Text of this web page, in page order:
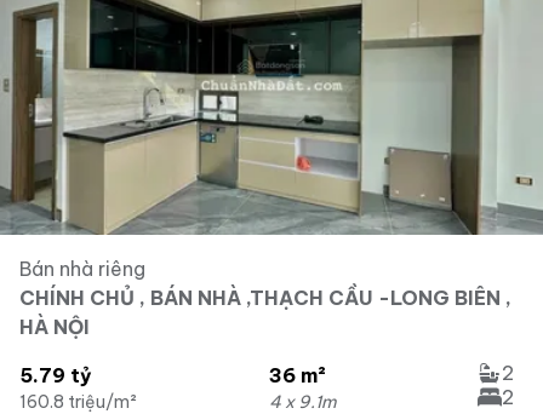
Bán nhà riêng
CHÍNH CHỦ , BÁN NHÀ ,THẠCH CẦU -LONG BIÊN ,
HÀ NỘI
5.79 tỷ
160.8 triệu/m²
36 m²
4 x 9.1m
2
2